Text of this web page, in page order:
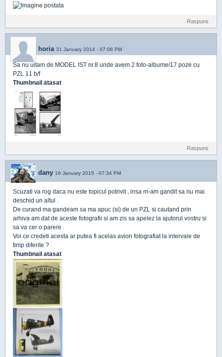
Raspuns
horia 31 January 2014 - 07:08 PM
Sa nu uitam de MODEL IST nr.8 unde avem 2 foto-albume/17 poze cu
PZL 11 b/f
Thumbnail atasat
Raspuns
dany 16 January 2015 - 07:34 PM
Scuzati va rog daca nu este topicul potrivit , insa m-am gandit sa nu mai
deschid un altul .
De curand ma gandeam sa ma apuc (si) de un PZL si cautand prin
arhiva am dat de aceste fotografii si am zis sa apelez la ajutorul vostru si
sa va cer o parere .
Voi ce credeti acesta ar putea fi acelas avion fotografiat la intervale de
timp diferite ?
Thumbnail atasat